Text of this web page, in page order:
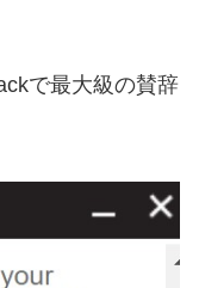
で最大級の賛辞